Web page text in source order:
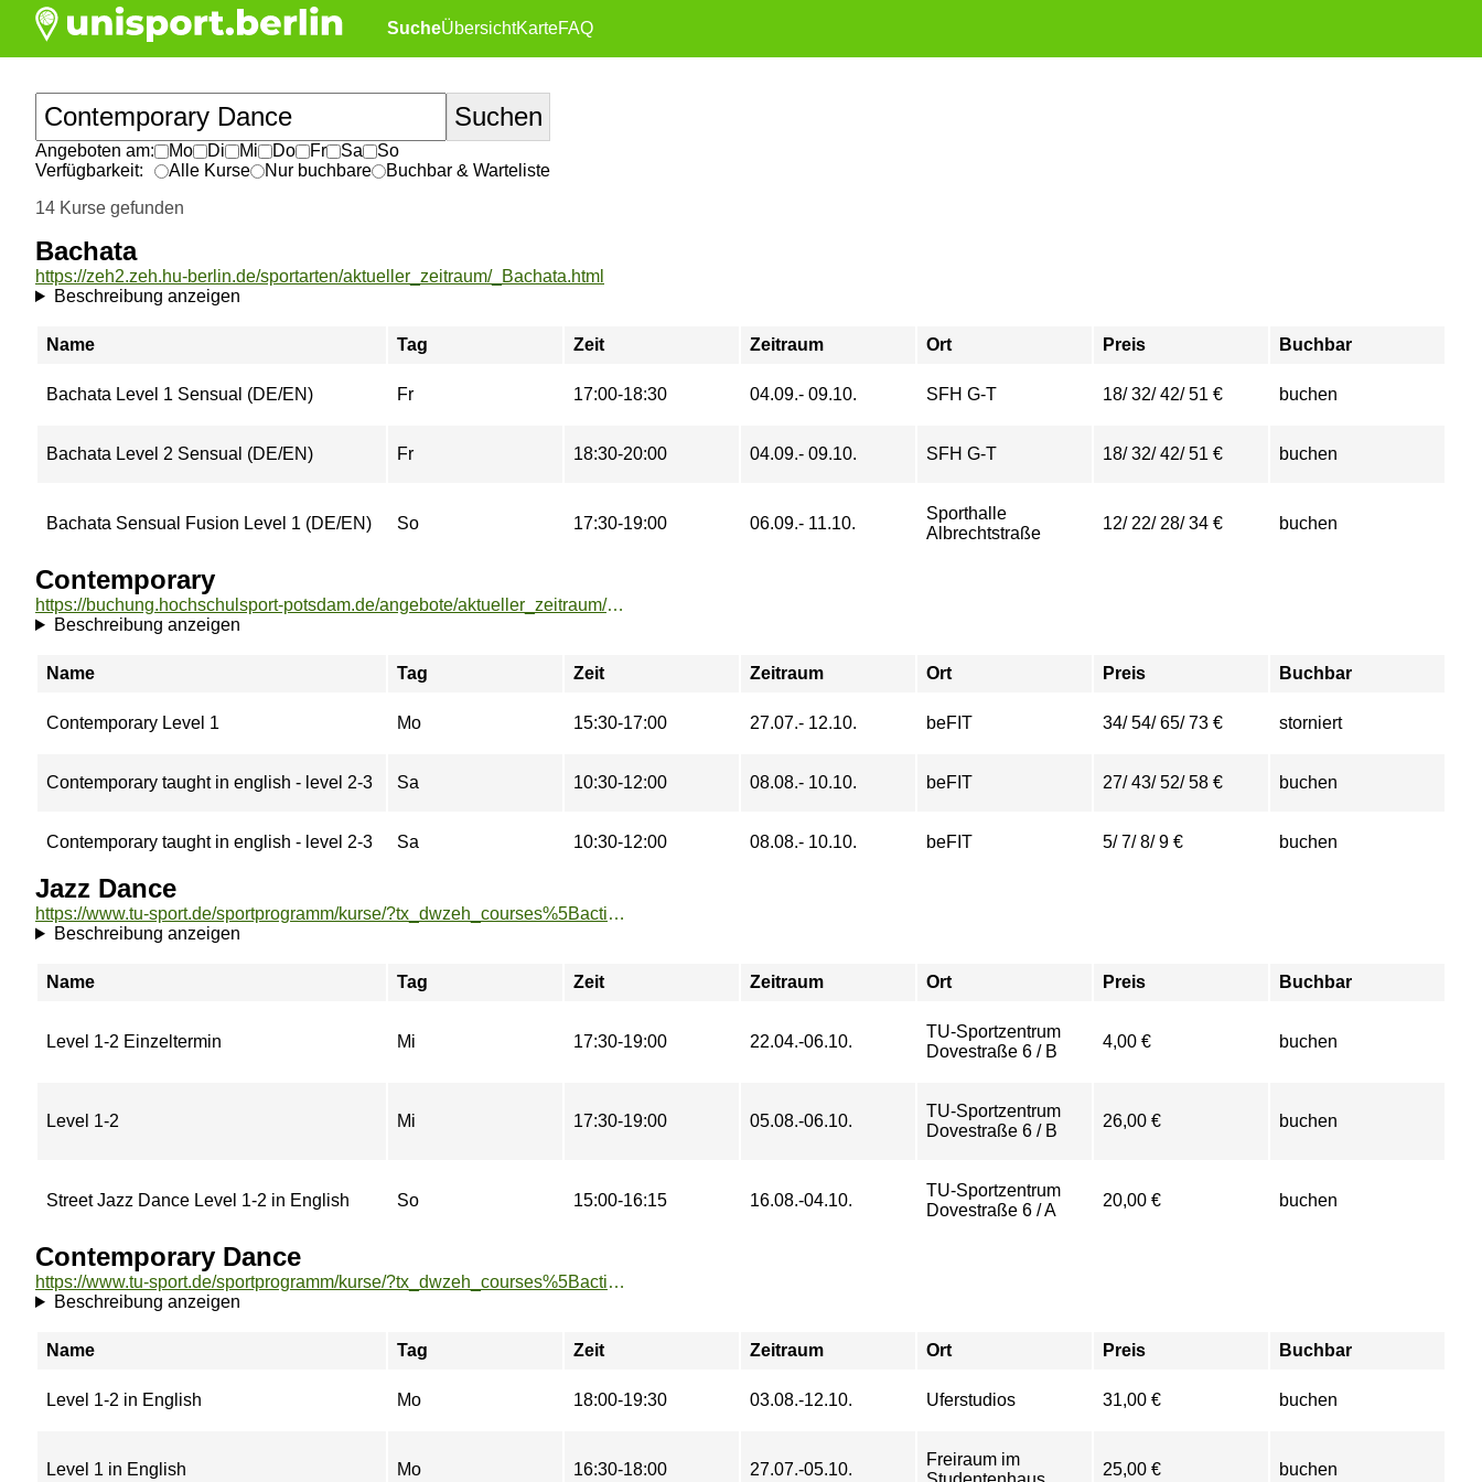
SucheÜbersichtKarteFAQ
Angeboten am: Mo Di Mi Do Fr Sa
So
Verfügbarkeit:
Alle Kurse Nur buchbare
Buchbar & Warteliste
14 Kurse gefunden
Bachata
https://zeh2.zeh.hu-berlin.de/sportarten/aktueller_zeitraum/_Bachata.html
Beschreibung anzeigen
Name Tag Zeit Zeitraum Ort Preis Buchbar
Bachata Level 1 Sensual (DE/EN) Fr 17:00-18:30 04.09.- 09.10. SFH G-T 18/ 32/ 42/ 51 € buchen
Bachata Level 2 Sensual (DE/EN) Fr 18:30-20:00 04.09.- 09.10. SFH G-T 18/ 32/ 42/ 51 € buchen
Bachata Sensual Fusion Level 1 (DE/EN) So 17:30-19:00 06.09.- 11.10.
Sporthalle
Albrechtstraße
12/ 22/ 28/ 34 € buchen
Contemporary
https://buchung.hochschulsport-potsdam.de/angebote/aktueller_zeitraum/_Contemporary.html
Beschreibung anzeigen
Name Tag Zeit Zeitraum Ort Preis Buchbar
Contemporary Level 1 Mo 15:30-17:00 27.07.- 12.10. beFIT 34/ 54/ 65/ 73 € storniert
Contemporary taught in english - level 2-3 Sa 10:30-12:00 08.08.- 10.10. beFIT 27/ 43/ 52/ 58 € buchen
Contemporary taught in english - level 2-3 Sa 10:30-12:00 08.08.- 10.10. beFIT 5/ 7/ 8/ 9 € buchen
Jazz Dance
https://www.tu-sport.de/sportprogramm/kurse/?tx_dwzeh_courses%5Baction%5D=show&tx_dwzeh_courses%5BsportsDescription%5D=40&cHash=55008ea8955855f543b8dff86c37511f
Beschreibung anzeigen
Name Tag Zeit Zeitraum Ort Preis Buchbar
Level 1-2 Einzeltermin Mi 17:30-19:00 22.04.-06.10.
TU-Sportzentrum
Dovestraße 6 / B
4,00 € buchen
Level 1-2 Mi 17:30-19:00 05.08.-06.10.
TU-Sportzentrum
Dovestraße 6 / B
26,00 € buchen
Street Jazz Dance Level 1-2 in English So 15:00-16:15 16.08.-04.10.
TU-Sportzentrum
Dovestraße 6 / A
20,00 € buchen
Contemporary Dance
https://www.tu-sport.de/sportprogramm/kurse/?tx_dwzeh_courses%5Baction%5D=show&tx_dwzeh_courses%5BsportsDescription%5D=295&cHash=0576810bcd70a2063d7e305058857edd
Beschreibung anzeigen
Name Tag Zeit Zeitraum Ort Preis Buchbar
Level 1-2 in English Mo 18:00-19:30 03.08.-12.10. Uferstudios 31,00 € buchen
Level 1 in English Mo 16:30-18:00 27.07.-05.10.
Freiraum im
25,00 € buchen